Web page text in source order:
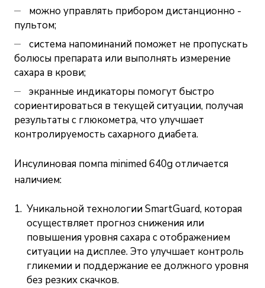
можно управлять прибором дистанционно -
пультом;
система напоминаний поможет не пропускать
болюсы препарата или выполнять измерение
сахара в крови;
экранные индикаторы помогут быстро
сориентироваться в текущей ситуации, получая
результаты с глюкометра, что улучшает
контролируемость сахарного диабета.
Инсулиновая помпа minimed 640g отличается
наличием:
Уникальной технологии SmartGuard, которая
осуществляет прогноз снижения или
повышения уровня сахара с отображением
ситуации на дисплее. Это улучшает контроль
гликемии и поддержание ее должного уровня
без резких скачков.